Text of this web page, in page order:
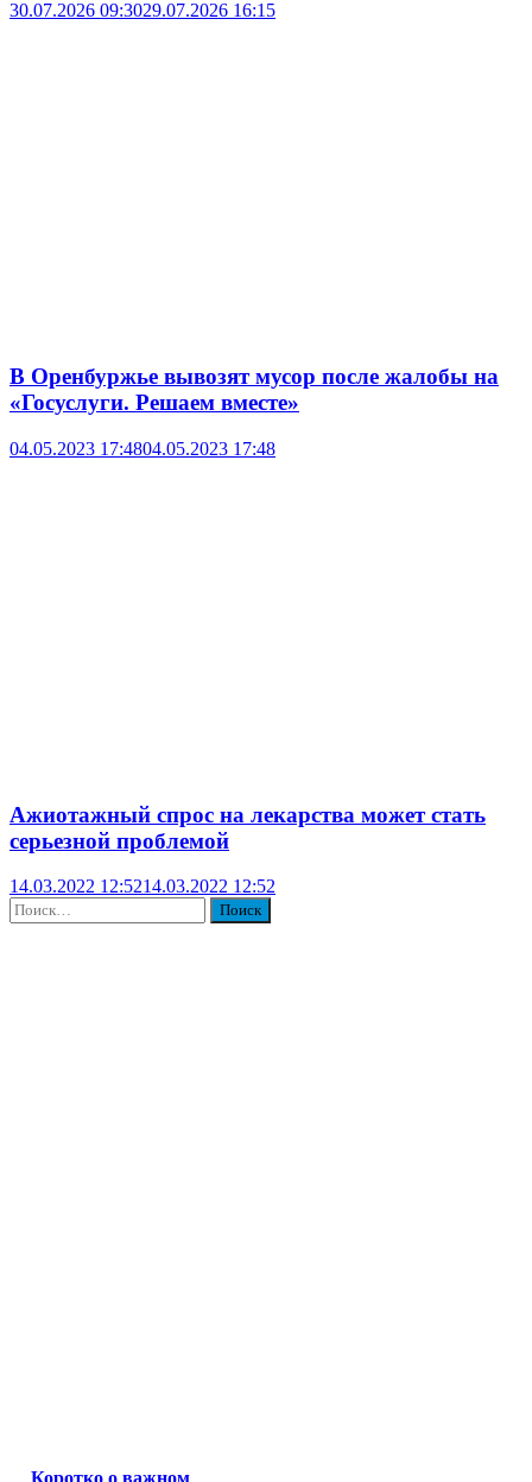
30.07.2026 09:3029.07.2026 16:15
В Оренбуржье вывозят мусор после жалобы на
«Госуслуги. Решаем вместе»
04.05.2023 17:4804.05.2023 17:48
Ажиотажный спрос на лекарства может стать
серьезной проблемой
14.03.2022 12:5214.03.2022 12:52
Найти:
Коротко о важном